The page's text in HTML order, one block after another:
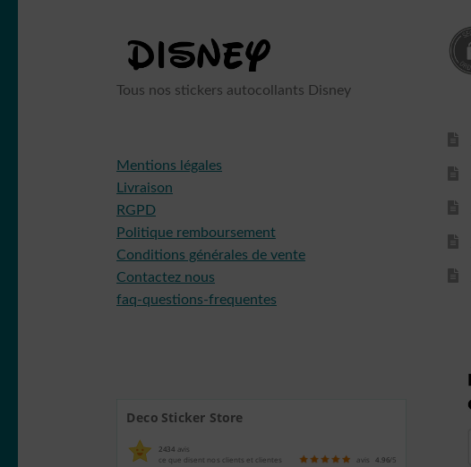
Tous nos stickers autocollants Disney
Mentions légales
Livraison
RGPD
Politique remboursement
Conditions générales de vente
Contactez nous
faq-questions-frequentes
Deco Sticker Store
2434 avis
ce que disent nos clients et clientes
avis 4.96/5